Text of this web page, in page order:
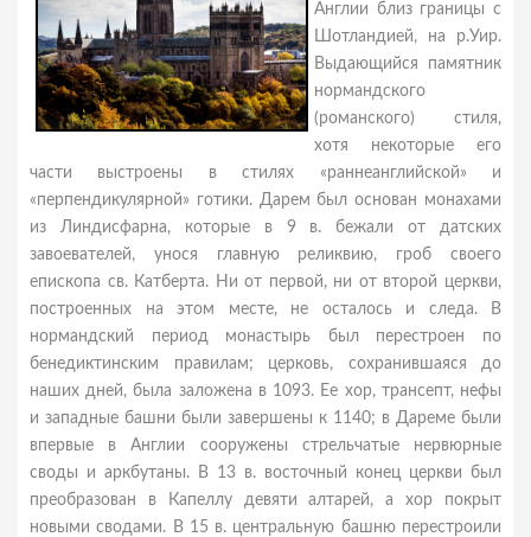
Англии близ границы с
Шотландией, на р.Уир.
Выдающийся памятник
нормандского
(романского) стиля,
хотя некоторые его
части выстроены в стилях «раннеанглийской» и
«перпендикулярной» готики. Дарем был основан монахами
из Линдисфарна, которые в 9 в. бежали от датских
завоевателей, унося главную реликвию, гроб своего
епископа св. Катберта. Ни от первой, ни от второй церкви,
построенных на этом месте, не осталось и следа. В
нормандский период монастырь был перестроен по
бенедиктинским правилам; церковь, сохранившаяся до
наших дней, была заложена в 1093. Ее хор, трансепт, нефы
и западные башни были завершены к 1140; в Дареме были
впервые в Англии сооружены стрельчатые нервюрные
своды и аркбутаны. В 13 в. восточный конец церкви был
преобразован в Капеллу девяти алтарей, а хор покрыт
новыми сводами. В 15 в. центральную башню перестроили